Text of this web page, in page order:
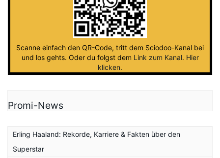
Scanne einfach den QR-Code, tritt dem Sciodoo-Kanal bei
und los gehts. Oder du folgst dem Link zum Kanal. Hier
klicken.
Promi-News
Erling Haaland: Rekorde, Karriere & Fakten über den
Superstar